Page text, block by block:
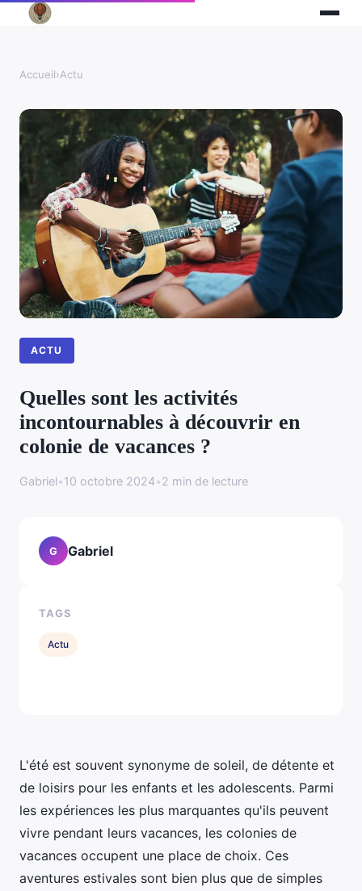
Accueil›Actu
ACTU
Quelles sont les activités
incontournables à découvrir en
colonie de vacances ?
Gabriel•10 octobre 2024•2 min de lecture
L'été est souvent synonyme de soleil, de détente et
de loisirs pour les enfants et les adolescents. Parmi
les expériences les plus marquantes qu'ils peuvent
vivre pendant leurs vacances, les colonies de
vacances occupent une place de choix. Ces
aventures estivales sont bien plus que de simples
G Gabriel
TAGS
Actu